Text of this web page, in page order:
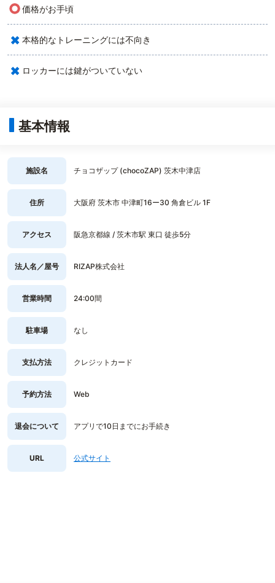
○価格がお手頃
× 本格的なトレーニングには不向き
× ロッカーには鍵がついていない
基本情報
施設名 チョコザップ (chocoZAP) 茨木中津店
住所 大阪府 茨木市 中津町16ー30 角倉ビル 1F
アクセス 阪急京都線 / 茨木市駅 東口 徒歩5分
法人名／屋号 RIZAP株式会社
営業時間 24:00間
駐車場 なし
支払方法 クレジットカード
予約方法 Web
退会について アプリで10日までにお手続き
URL 公式サイト